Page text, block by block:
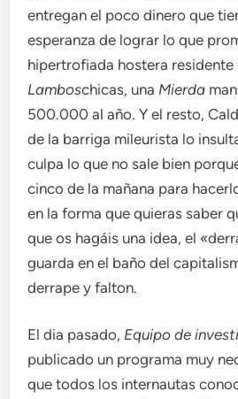
entregan el poco dinero que
esperanza de lograr lo que
hipertrofiada hostera residente
Lamboschicas, una Mierda
500.000 al año. Y el resto,
de la barriga mileurista lo
culpa lo que no sale bien
cinco de la mañana para
en la forma que quieras saber
que os hagáis una idea, el
guarda en el baño del
derrape y falton.
El dia pasado, Equipo de
publicado un programa muy
que todos los internautas